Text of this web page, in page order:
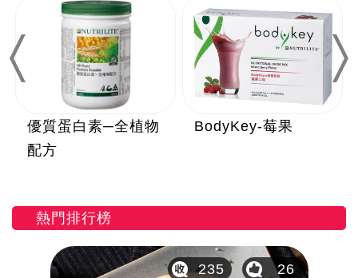
Previous
優質蛋白素─全植物
配方
BodyKey-莓果
Next
熱門排行榜
235 26